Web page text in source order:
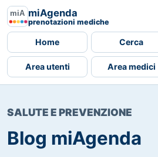
miAgenda
prenotazioni mediche
Home Cerca
Area utenti Area medici
SALUTE E PREVENZIONE
Blog miAgenda